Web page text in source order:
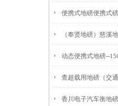
（奉贤地磅）慈溪
香川电子汽车衡地